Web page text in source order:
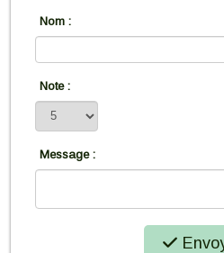
Nom :
Note :
Message :